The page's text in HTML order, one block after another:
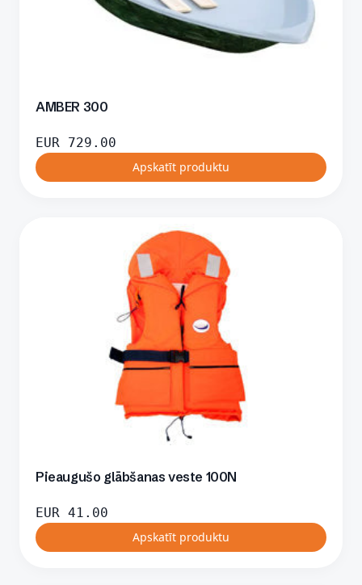
AMBER 300
EUR 729.00
Apskatīt produktu
Pieaugušo glābšanas veste 100N
EUR 41.00
Apskatīt produktu